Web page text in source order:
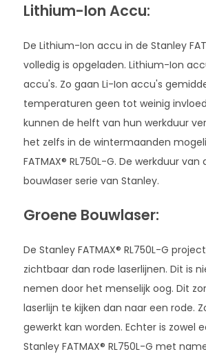
Lithium-Ion Accu:
De Lithium-Ion accu in de Stanley
volledig is opgeladen. Lithium-Ion
accu's. Zo gaan Li-Ion accu's
temperaturen geen tot weinig
kunnen de helft van hun werkduur
het zelfs in de wintermaanden
FATMAX® RL750L-G. De werkduur
bouwlaser serie van Stanley.
Groene Bouwlaser:
De Stanley FATMAX® RL750L-G
zichtbaar dan rode laserlijnen. Dit is
nemen door het menselijk oog. Dit
laserlijn te kijken dan naar een rode.
gewerkt kan worden. Echter is zowel
Stanley FATMAX® RL750L-G met